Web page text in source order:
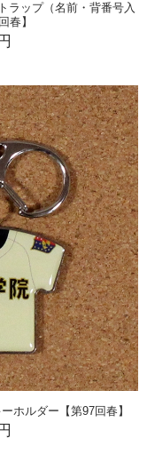
ラップ（名前・背番号入
春】
ホルダー【第97回春】